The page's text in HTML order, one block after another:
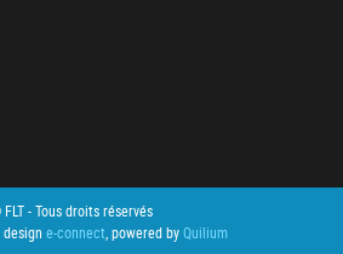
- Tous droits réservés
e-connect, powered byQuilium